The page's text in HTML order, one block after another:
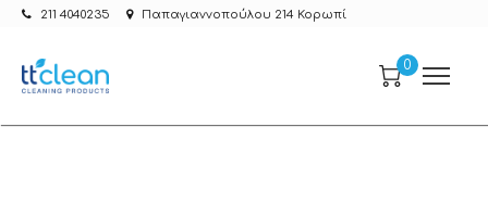
211 4040235 Παπαγιαννοπούλου 214 Κορωπί
0